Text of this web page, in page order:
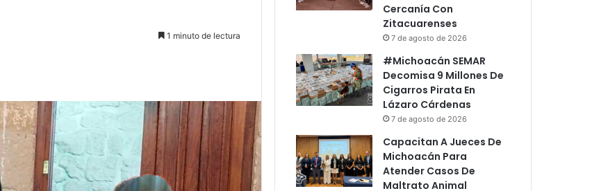
1 minuto de lectura
Cercanía Con
Zitacuarenses
7 de agosto de 2026
#Michoacán SEMAR
Decomisa 9 Millones De
Cigarros Pirata En
Lázaro Cárdenas
7 de agosto de 2026
Capacitan A Jueces De
Michoacán Para
Atender Casos De
Maltrato Animal